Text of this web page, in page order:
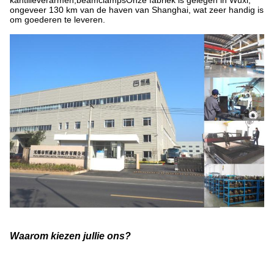
ongeveer 130 km van de haven van Shanghai, wat zeer handig is
om goederen te leveren.
Waarom kiezen jullie ons?